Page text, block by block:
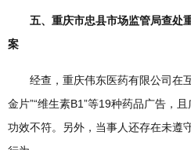
五、重庆市忠县市场监管局查处
案
经查，重庆伟东医药有限公司在互
金片”“维生素B1”等19种药品广告，
功效不符。另外，当事人还存在未遵